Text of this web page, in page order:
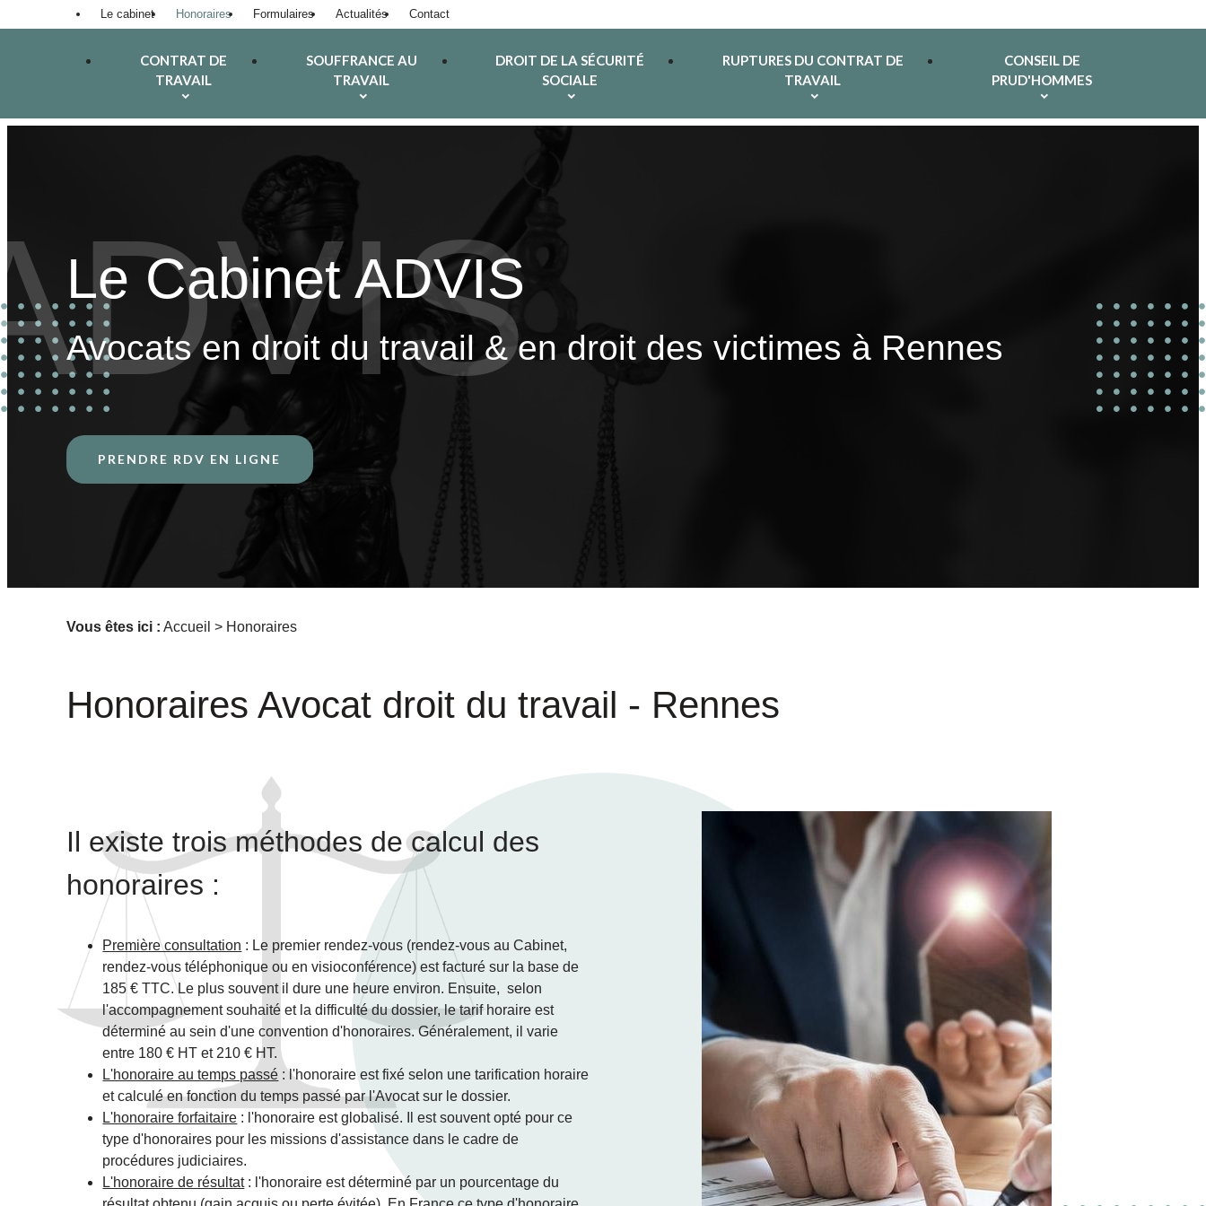
Le cabinet Honoraires Formulaires Actualités Contact
CONTRAT DE
TRAVAIL
SOUFFRANCE AU
TRAVAIL
DROIT DE LA SÉCURITÉ
SOCIALE
RUPTURES DU CONTRAT DE
TRAVAIL
CONSEIL DE
PRUD'HOMMES
Le Cabinet ADVIS
Avocats en droit du travail & en droit des victimes à Rennes
PRENDRE RDV EN LIGNE
Vous êtes ici : Accueil > Honoraires
Honoraires Avocat droit du travail - Rennes
Il existe trois méthodes de calcul des
honoraires :
Première consultation : Le premier rendez-vous (rendez-vous au Cabinet,
rendez-vous téléphonique ou en visioconférence) est facturé sur la base de
185 € TTC. Le plus souvent il dure une heure environ. Ensuite, selon
l'accompagnement souhaité et la difficulté du dossier, le tarif horaire est
déterminé au sein d'une convention d'honoraires. Généralement, il varie
entre 180 € HT et 210 € HT.
L'honoraire au temps passé : l'honoraire est fixé selon une tarification horaire
et calculé en fonction du temps passé par l'Avocat sur le dossier.
L'honoraire forfaitaire : l'honoraire est globalisé. Il est souvent opté pour ce
type d'honoraires pour les missions d'assistance dans le cadre de
procédures judiciaires.
L'honoraire de résultat: l'honoraire est déterminé par un pourcentage du
Panneau de gestion des cookies